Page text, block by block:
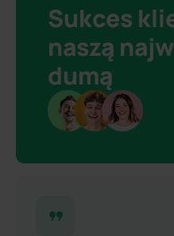
Sukces
naszą
dumą